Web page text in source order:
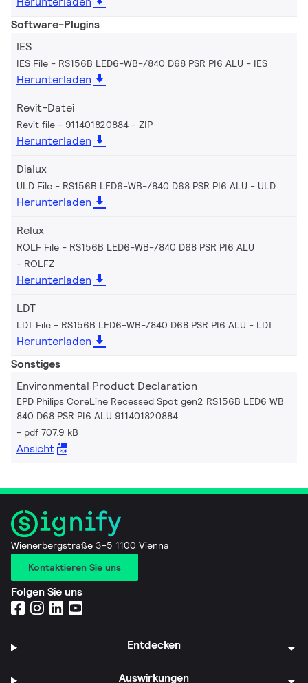
Software-Plugins
IES
IES File - RS156B LED6-WB-/840 D68 PSR PI6 ALU IES
Herunterladen
Revit-Datei
Revit file - 911401820884 ZIP
Herunterladen
Dialux
ULD File - RS156B LED6-WB-/840 D68 PSR PI6 ALU ULD
Herunterladen
Relux
ROLF File - RS156B LED6-WB-/840 D68 PSR PI6 ALU
ROLFZ
Herunterladen
LDT
LDT File - RS156B LED6-WB-/840 D68 PSR PI6 ALU LDT
Herunterladen
Sonstiges
Environmental Product Declaration
EPD Philips CoreLine Recessed Spot gen2 RS156B LED6 WB
840 D68 PSR PI6 ALU 911401820884
pdf 707.9 kB
Ansicht
Wienerbergstraße 3–5 1100 Vienna
Kontaktieren Sie uns
Folgen Sie uns
Entdecken
Auswirkungen